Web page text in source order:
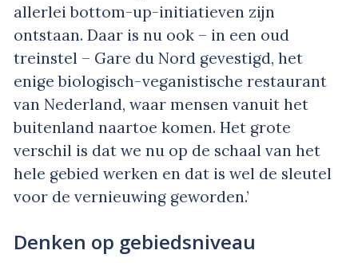
allerlei bottom-up-initiatieven zijn
ontstaan. Daar is nu ook – in een oud
treinstel – Gare du Nord gevestigd, het
enige biologisch-veganistische restaurant
van Nederland, waar mensen vanuit het
buitenland naartoe komen. Het grote
verschil is dat we nu op de schaal van het
hele gebied werken en dat is wel de sleutel
voor de vernieuwing geworden.’
Denken op gebiedsniveau